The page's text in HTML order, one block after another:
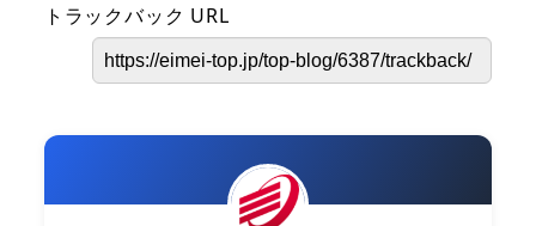
トラックバック URL